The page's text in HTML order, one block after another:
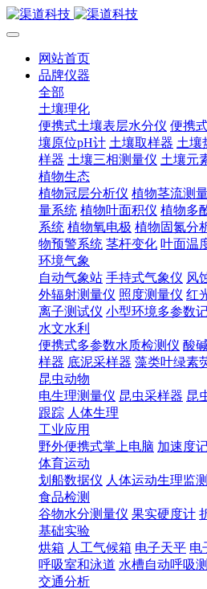
网站首页
品牌仪器
全部
土壤理化
便携式土壤表层水分仪 便携
壤原位pH计 土壤取样器 土壤
样器 土壤三相测量仪 土壤元
植物生态
植物冠层分析仪 植物茎流测
量系统 植物叶面积仪 植物多
系统 植物氧电极 植物固氮分
物预警系统 茎杆变化 叶面温
环境气象
自动气象站 手持式气象仪 风
外辐射测量仪 照度测量仪 红
离子测试仪 小型环境多参数
水文水利
便携式多参数水质检测仪 酸
样器 底泥采样器 藻类叶绿素
昆虫动物
电生理测量仪 昆虫采样器 昆
跟踪 人体生理
工业应用
野外便携式掌上电脑 加速度
体育运动
划船数据仪 人体运动生理监
食品检测
谷物水分测量仪 果实硬度计
基础实验
烘箱 人工气候箱 电子天平 电
呼吸室和泳道 水槽自动呼吸
交通分析